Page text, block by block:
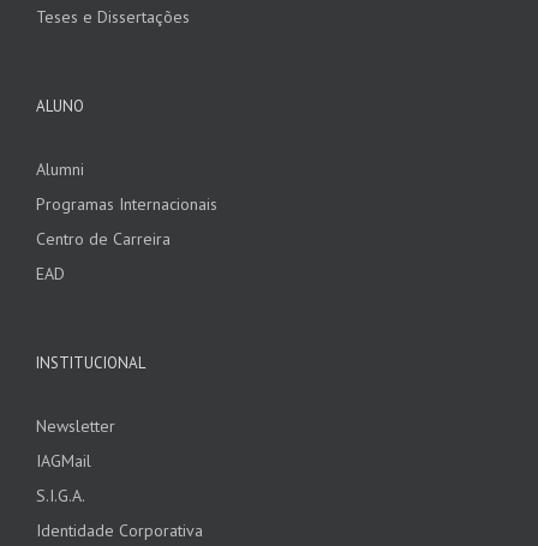
Teses e Dissertações
ALUNO
Alumni
Programas Internacionais
Centro de Carreira
EAD
INSTITUCIONAL
Newsletter
IAGMail
S.I.G.A.
Identidade Corporativa